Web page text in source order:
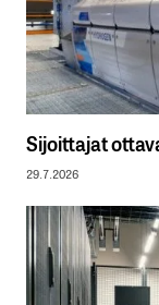
Sijoittajat
29.7.2026